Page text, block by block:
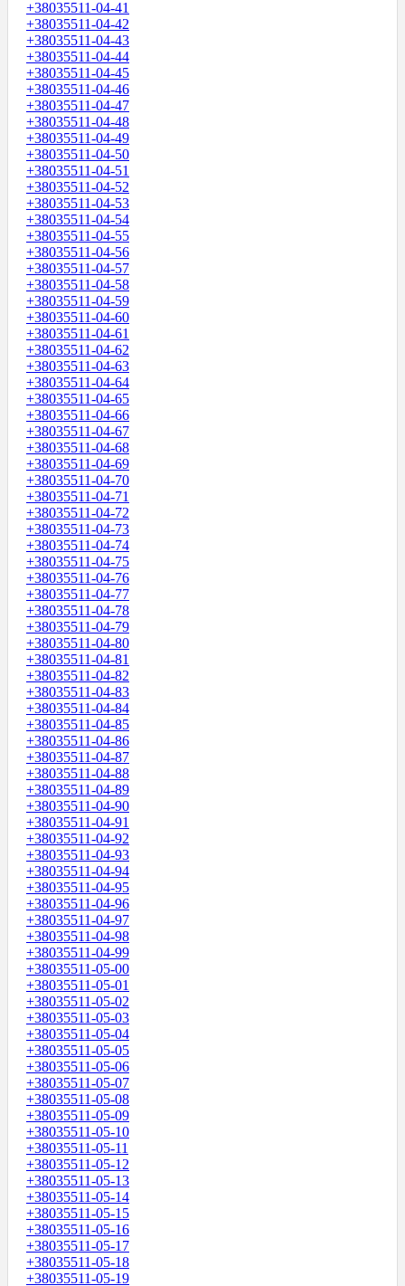
+38035511-04-41
+38035511-04-42
+38035511-04-43
+38035511-04-44
+38035511-04-45
+38035511-04-46
+38035511-04-47
+38035511-04-48
+38035511-04-49
+38035511-04-50
+38035511-04-51
+38035511-04-52
+38035511-04-53
+38035511-04-54
+38035511-04-55
+38035511-04-56
+38035511-04-57
+38035511-04-58
+38035511-04-59
+38035511-04-60
+38035511-04-61
+38035511-04-62
+38035511-04-63
+38035511-04-64
+38035511-04-65
+38035511-04-66
+38035511-04-67
+38035511-04-68
+38035511-04-69
+38035511-04-70
+38035511-04-71
+38035511-04-72
+38035511-04-73
+38035511-04-74
+38035511-04-75
+38035511-04-76
+38035511-04-77
+38035511-04-78
+38035511-04-79
+38035511-04-80
+38035511-04-81
+38035511-04-82
+38035511-04-83
+38035511-04-84
+38035511-04-85
+38035511-04-86
+38035511-04-87
+38035511-04-88
+38035511-04-89
+38035511-04-90
+38035511-04-91
+38035511-04-92
+38035511-04-93
+38035511-04-94
+38035511-04-95
+38035511-04-96
+38035511-04-97
+38035511-04-98
+38035511-04-99
+38035511-05-00
+38035511-05-01
+38035511-05-02
+38035511-05-03
+38035511-05-04
+38035511-05-05
+38035511-05-06
+38035511-05-07
+38035511-05-08
+38035511-05-09
+38035511-05-10
+38035511-05-11
+38035511-05-12
+38035511-05-13
+38035511-05-14
+38035511-05-15
+38035511-05-16
+38035511-05-17
+38035511-05-18
+38035511-05-19